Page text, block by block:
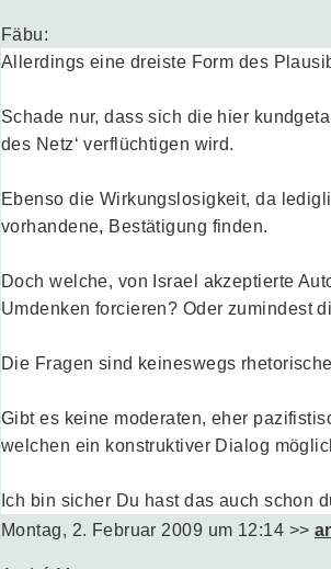
Fäbu:
Allerdings eine dreiste Form des
Schade nur, dass sich die hier
des Netz‘ verflüchtigen wird.
Ebenso die Wirkungslosigkeit, da
vorhandene, Bestätigung finden.
Doch welche, von Israel akzeptierte
Umdenken forcieren? Oder zumindest
Die Fragen sind keineswegs
Gibt es keine moderaten, eher
welchen ein konstruktiver Dialog
Ich bin sicher Du hast das auch schon
Montag, 2. Februar 2009 um 12:14 >>